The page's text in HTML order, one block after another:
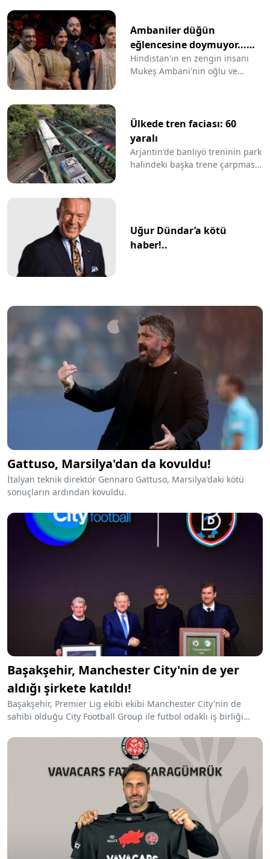
Ambaniler düğün
eğlencesine doymuyor...
Şimdi de jet sosyeteyi
Avrupa turuna çıkarıyorlar
Hindistan'ın en zengin insanı
Mukeş Ambani'nin oğlu ve
nasıl olacak?" sorusunu akıllara
getiren kutlamalarda Avrupa'ya
lüks gemi yolculuğu
düzenleyecek aile, turun
temasını da "Hiçbir şey
Ülkede tren faciası: 60
yaralı
Arjantin'de banliyö treninin park
halindeki başka trene çarpması
Uğur Dündar’a kötü
haber!..
Gattuso, Marsilya'dan da kovuldu!
İtalyan teknik direktör Gennaro Gattuso, Marsilya'daki kötü
sonuçların ardından kovuldu.
Başakşehir, Manchester City'nin de yer
aldığı şirkete katıldı!
Başakşehir, Premier Lig ekibi ekibi Manchester City'nin de
sahibi olduğu City Football Group ile futbol odaklı iş birliği